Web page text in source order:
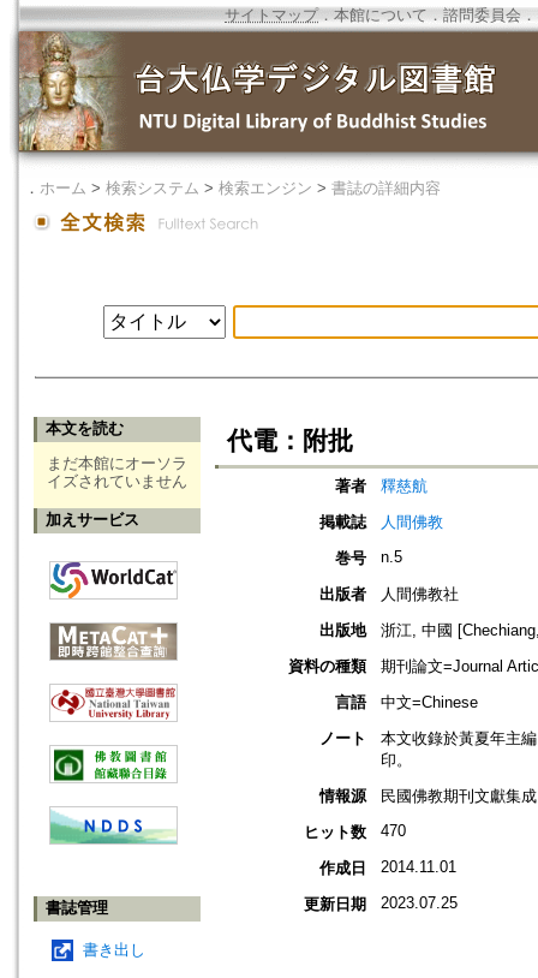
サイトマップ．本館について ． 諮問委員会 ．
． ホーム > 検索システム > 検索エンジン > 書誌の詳細内容
本文を読む
まだ本館にオーソラ
イズされていません
加えサービス
書誌管理
書き出し
代電：附批
著者
釋慈航
掲載誌
人間佛教
巻号
n.5
出版者
人間佛教社
出版地
浙江, 中國
資料の種類
期刊論文=Journal
言語
中文=Chinese
ノート
本文收錄於黃夏年主
印。
情報源
民國佛教期刊文獻集
ヒット数
470
作成日 2014.11.01
更新日期 2023.07.25